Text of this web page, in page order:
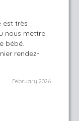
est très
nous mettre
bébé.
rendez-
February 2026